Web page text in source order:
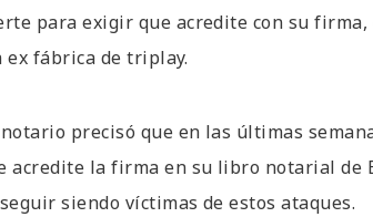
para exigir que acredite con su
ex fábrica de triplay.
notario precisó que en las últimas
acredite la firma en su libro notarial de
siendo víctimas de estos ataques.